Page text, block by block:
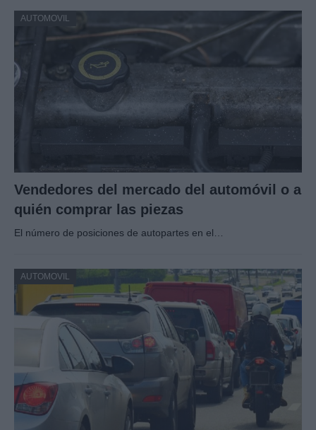
AUTOMOVIL
Vendedores del mercado del automóvil o a
quién comprar las piezas
El número de posiciones de autopartes en el…
AUTOMOVIL